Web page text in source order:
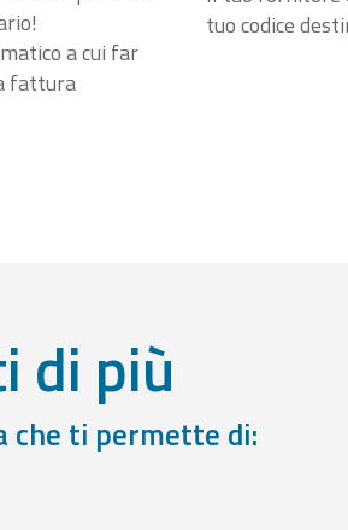
a cui far
fattura
tuo codice
di più
che ti permette di: